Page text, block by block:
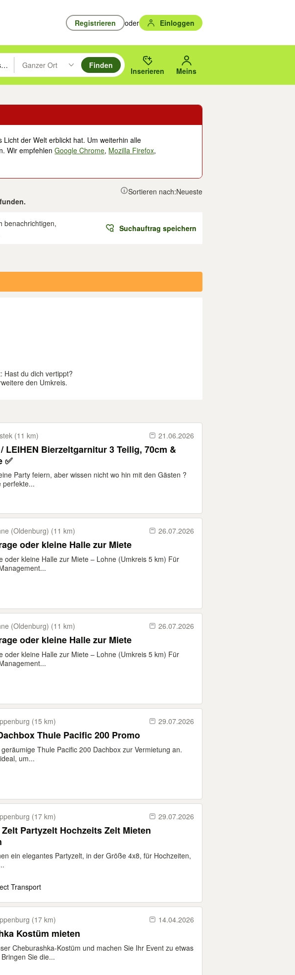
Registrieren oder Einloggen
nach oben/unten durchsuchen und mit Eingabetaste auswählen.
Eingabetaste drücken um zu suchen, oder Vorschläge mit den Pfeiltasten nach oben/
Ganzer Ort
Suche im Umkreis des gewählten Orts oder PLZ.
Finden
Inserieren Meins
der Welt erblickt hat. Um weiterhin alle
Wir empfehlenGoogle Chrome, Mozilla Firefox,
Sortieren nach:Neueste
benachrichtigen,
Suchauftrag speichern
Hast du dich vertippt?
den Umkreis.
(11 km) 21.06.2026
/ LEIHEN Bierzeltgarnitur 3 Teilig, 70cm &
✅
Party feiern, aber wissen nicht wo hin mit den Gästen ?
perfekte...
(Oldenburg) (11 km) 26.07.2026
oder kleine Halle zur Miete
oder kleine Halle zur Miete – Lohne (Umkreis 5 km) Für
(Oldenburg) (11 km) 26.07.2026
oder kleine Halle zur Miete
oder kleine Halle zur Miete – Lohne (Umkreis 5 km) Für
(15 km) 29.07.2026
Thule Pacific 200 Promo
Thule Pacific 200 Dachbox zur Vermietung an.
um...
(17 km) 29.07.2026
Partyzelt Hochzeits Zelt Mieten
ein elegantes Partyzelt, in der Größe 4x8, für Hochzeiten,
Transport
(17 km) 14.04.2026
Kostüm mieten
Cheburashka-Kostüm und machen Sie Ihr Event zu etwas
Sie die...